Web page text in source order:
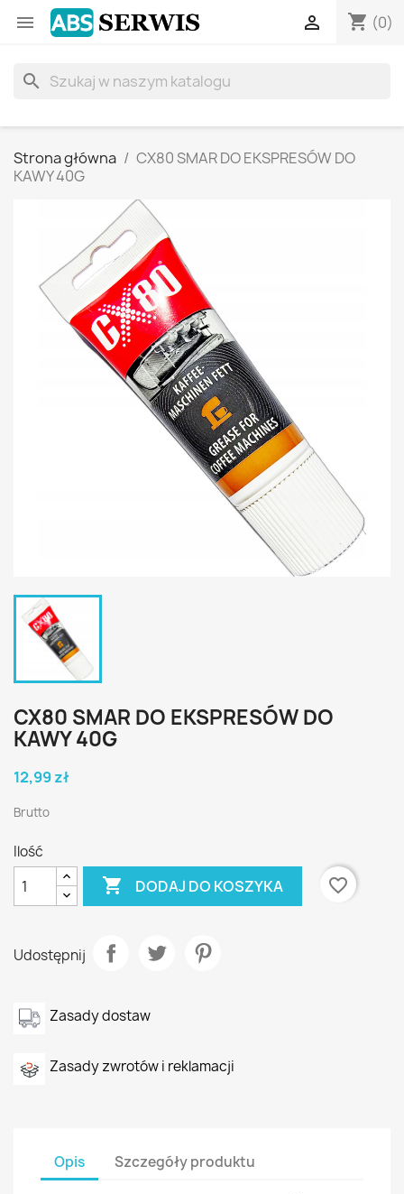
 shopping_cart (0)

search
Strona główna
CX80 SMAR DO EKSPRESÓW DO
KAWY 40G
CX80 SMAR DO EKSPRESÓW DO
KAWY 40G
12,99 zł
Brutto
Ilość
 DODAJ DO KOSZYKA favorite_border
Udostępnij
Zasady dostaw
Zasady zwrotów i reklamacji
Opis Szczegóły produktu